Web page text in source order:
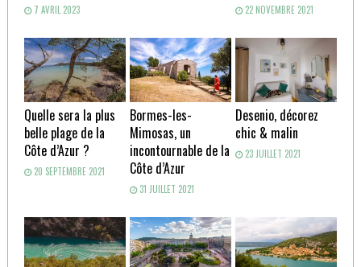
7 AVRIL 2023 22 NOVEMBRE 2021
Quelle sera la plus
belle plage de la
Côte d’Azur ?
20 SEPTEMBRE 2021
Bormes-les-
Mimosas, un
incontournable de la
Côte d’Azur
31 JUILLET 2021
Desenio, décorez
chic & malin
23 JUILLET 2021